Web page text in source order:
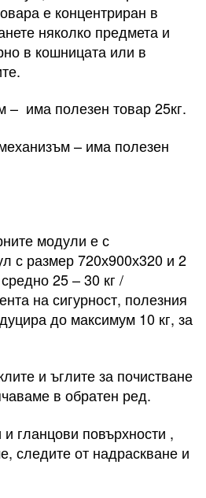
е концентриран в
няколко предмета и
в кошницата или в
– има полезен товар 25кг.
– има полезен
модули е с
с размер 720х900х320 и 2
25 – 30 кг /
на сигурност, полезния
до максимум 10 кг, за
и ъглите за почистване
в обратен ред.
гланцови повърхности ,
следите от надраскване и